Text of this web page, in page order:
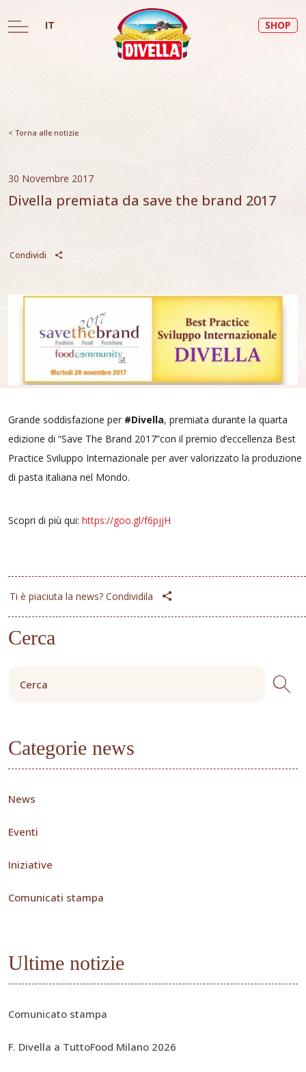
IT SHOP
< Torna alle notizie
30 Novembre 2017
Divella premiata da save the brand 2017
Condividi
Grande soddisfazione per #Divella, premiata durante la quarta
edizione di “Save The Brand 2017”con il premio d’eccellenza Best
Practice Sviluppo Internazionale per aver valorizzato la produzione
di pasta italiana nel Mondo.
Scopri di più qui: https://goo.gl/f6pjjH
Ti è piaciuta la news? Condividila
Cerca
Categorie news
News
Eventi
Iniziative
Comunicati stampa
Ultime notizie
Comunicato stampa
F. Divella a TuttoFood Milano 2026